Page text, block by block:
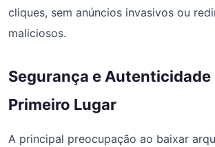
cliques, sem anúncios invasivos ou
maliciosos.
Segurança e Autenticidade
Primeiro Lugar
A principal preocupação ao baixar